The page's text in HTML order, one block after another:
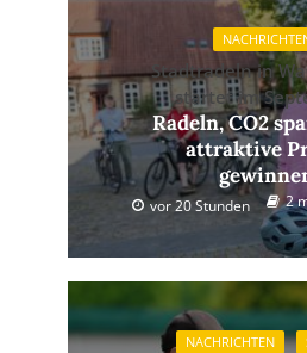
Stadtradeln in
startet im
Radeln, CO2
attraktive
vor 20 Stunden 2
NACHRICHTEN